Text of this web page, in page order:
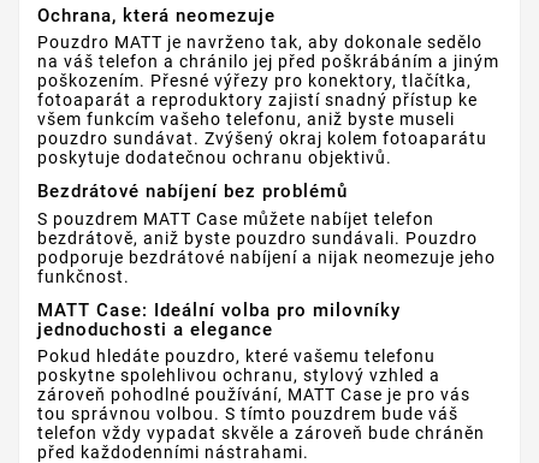
Ochrana, která neomezuje
Pouzdro MATT je navrženo tak, aby dokonale sedělo
na váš telefon a chránilo jej před poškrábáním a jiným
poškozením. Přesné výřezy pro konektory, tlačítka,
fotoaparát a reproduktory zajistí snadný přístup ke
všem funkcím vašeho telefonu, aniž byste museli
pouzdro sundávat. Zvýšený okraj kolem fotoaparátu
poskytuje dodatečnou ochranu objektivů.
Bezdrátové nabíjení bez problémů
S pouzdrem MATT Case můžete nabíjet telefon
bezdrátově, aniž byste pouzdro sundávali. Pouzdro
podporuje bezdrátové nabíjení a nijak neomezuje jeho
funkčnost.
MATT Case: Ideální volba pro milovníky
jednoduchosti a elegance
Pokud hledáte pouzdro, které vašemu telefonu
poskytne spolehlivou ochranu, stylový vzhled a
zároveň pohodlné používání, MATT Case je pro vás
tou správnou volbou. S tímto pouzdrem bude váš
telefon vždy vypadat skvěle a zároveň bude chráněn
před každodenními nástrahami.